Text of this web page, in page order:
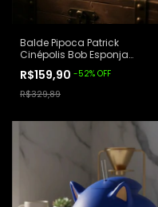
Balde Pipoca Patrick
Cinépolis Bob Esponja
R$159,90 -52% OFF
R$329,89